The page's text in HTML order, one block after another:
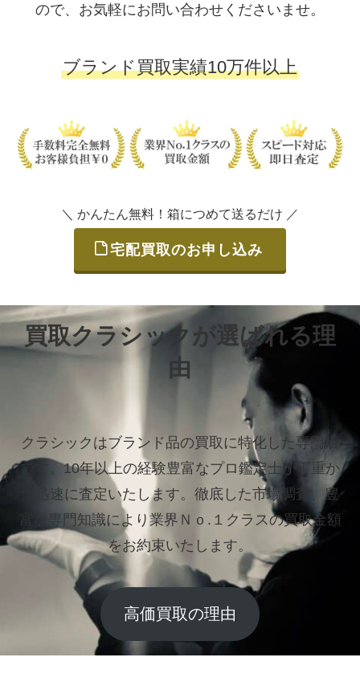
ので、お気軽にお問い合わせくださいませ。
ブランド買取実績10万件以上
＼ かんたん無料！箱につめて送るだけ ／
宅配買取のお申し込み
買取クラシックが選ばれる理
由
クラシックはブランド品の買取に特化した専門店
です。10年以上の経験豊富なプロ鑑定士が丁重か
つ迅速に査定いたします。 徹底した市場調査、豊
富な専門知識により業界Ｎｏ.１クラスの買取金額
をお約束いたします。
高価買取の理由